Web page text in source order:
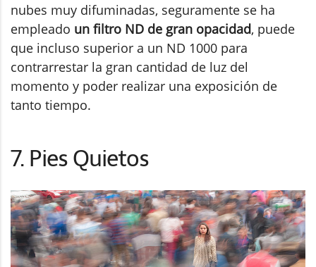
nubes muy difuminadas, seguramente se ha
empleado un filtro ND de gran opacidad, puede
que incluso superior a un ND 1000 para
contrarrestar la gran cantidad de luz del
momento y poder realizar una exposición de
tanto tiempo.
7. Pies Quietos